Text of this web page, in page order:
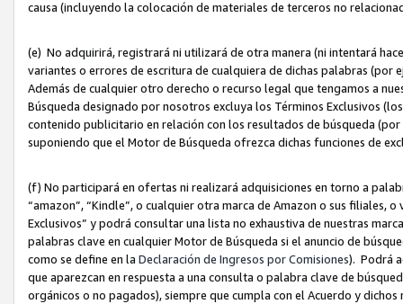
causa (incluyendo la colocación de materiales de terceros no
(e) No adquirirá, registrará ni utilizará de otra manera (ni intentará
variantes o errores de escritura de cualquiera de dichas palabras (por
Además de cualquier otro derecho o recurso legal que tengamos a
Búsqueda designado por nosotros excluya los Términos Exclusivos
contenido publicitario en relación con los resultados de búsqueda
suponiendo que el Motor de Búsqueda ofrezca dichas funciones de
(f) No participará en ofertas ni realizará adquisiciones en torno a
“amazon”, “Kindle”, o cualquier otra marca de Amazon o sus filiales,
Exclusivos” y podrá consultar una lista no exhaustiva de nuestras
palabras clave en cualquier Motor de Búsqueda si el anuncio de
como se define en la Declaración de Ingresos por Comisiones). Podrá
que aparezcan en respuesta a una consulta o palabra clave de
orgánicos o no pagados), siempre que cumpla con el Acuerdo y